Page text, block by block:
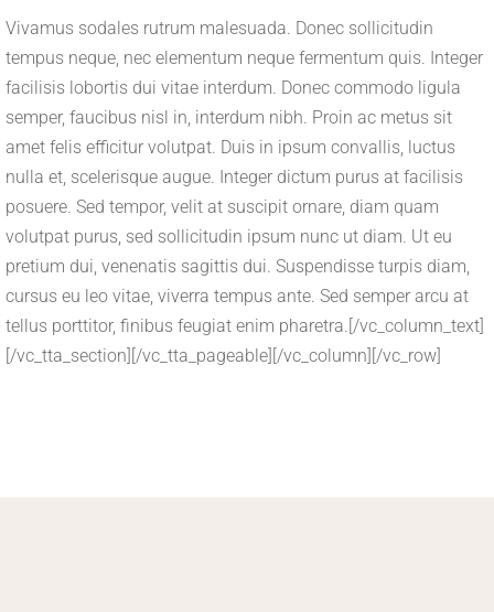
Vivamus sodales rutrum malesuada. Donec sollicitudin
tempus neque, nec elementum neque fermentum quis. Integer
facilisis lobortis dui vitae interdum. Donec commodo ligula
semper, faucibus nisl in, interdum nibh. Proin ac metus sit
amet felis efficitur volutpat. Duis in ipsum convallis, luctus
nulla et, scelerisque augue. Integer dictum purus at facilisis
posuere. Sed tempor, velit at suscipit ornare, diam quam
volutpat purus, sed sollicitudin ipsum nunc ut diam. Ut eu
pretium dui, venenatis sagittis dui. Suspendisse turpis diam,
cursus eu leo vitae, viverra tempus ante. Sed semper arcu at
tellus porttitor, finibus feugiat enim pharetra.[/vc_column_text]
[/vc_tta_section][/vc_tta_pageable][/vc_column][/vc_row]